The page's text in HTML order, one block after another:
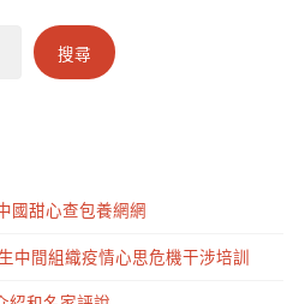
搜尋
國甜心查包養網網
中間組織疫情心思危機干涉培訓